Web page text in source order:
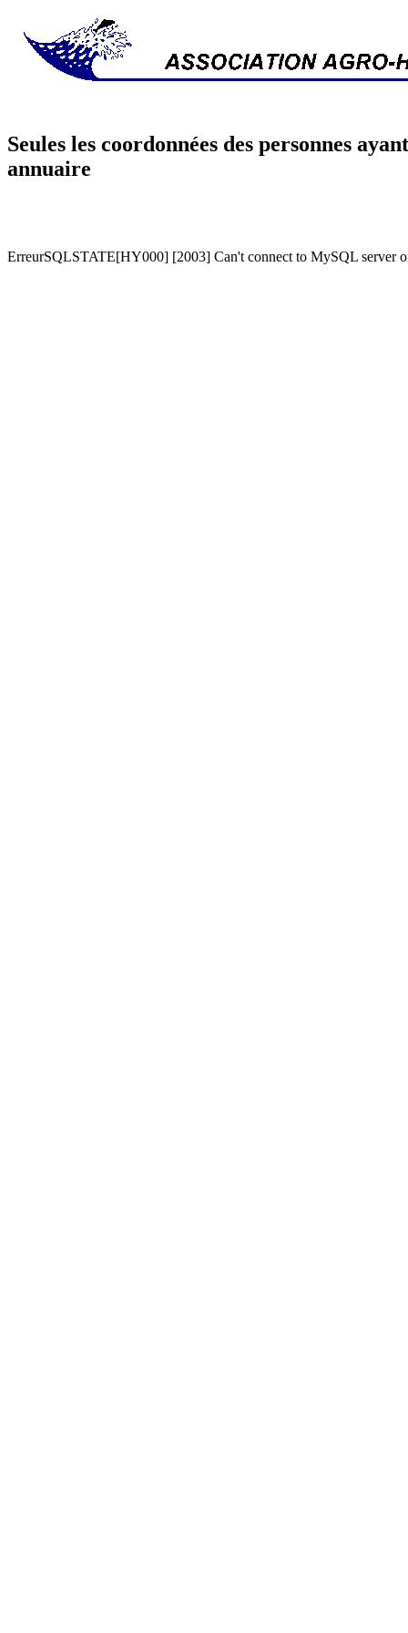
Seules les coordonnées des personnes
annuaire
ErreurSQLSTATE[HY000] [2003] Can't connect to MySQL server